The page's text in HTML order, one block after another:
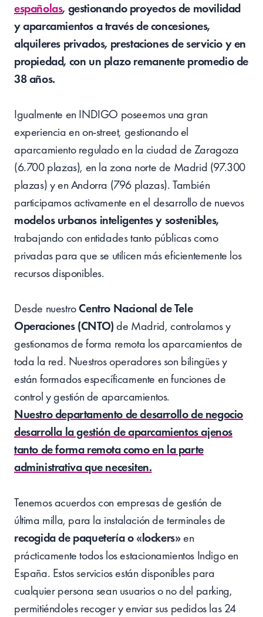
españolas, gestionando proyectos de movilidad
y aparcamientos a través de concesiones,
alquileres privados, prestaciones de servicio y en
propiedad, con un plazo remanente promedio de
38 años.
Igualmente en INDIGO poseemos una gran
experiencia en on-street, gestionando el
aparcamiento regulado en la ciudad de Zaragoza
(6.700 plazas), en la zona norte de Madrid (97.300
plazas) y en Andorra (796 plazas). También
participamos activamente en el desarrollo de nuevos
modelos urbanos inteligentes y sostenibles,
trabajando con entidades tanto públicas como
privadas para que se utilicen más eficientemente los
recursos disponibles.
Desde nuestroCentro Nacional de Tele
Operaciones (CNTO)de Madrid, controlamos y
gestionamos de forma remota los aparcamientos de
toda la red. Nuestros operadores son bilingües y
están formados específicamente en funciones de
control y gestión de aparcamientos.
Nuestro departamento de desarrollo de negocio
desarrolla la gestión de aparcamientos ajenos
tanto de forma remota como en la parte
administrativa que necesiten.
Tenemos acuerdos con empresas de gestión de
última milla, para la instalación de terminales de
recogida de paquetería o «lockers»en
prácticamente todos los estacionamientos Indigo en
España. Estos servicios están disponibles para
cualquier persona sean usuarios o no del parking,
permitiéndoles recoger y enviar sus pedidos las 24